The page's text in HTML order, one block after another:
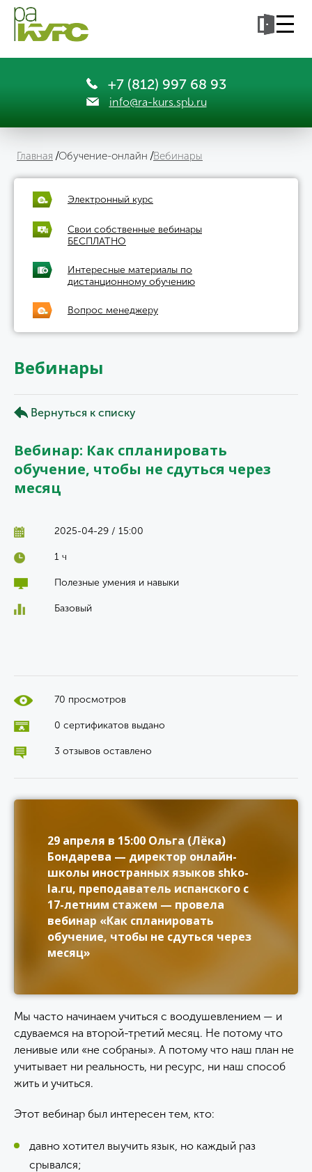
+7 (812) 997 68 93
info@ra-kurs.spb.ru
Главная Обучение-онлайн Вебинары
Электронный курс
Свои собственные вебинары
БЕСПЛАТНО
Интересные материалы по
дистанционному обучению
Вопрос менеджеру
Вебинары
Вернуться к списку
Вебинар: Как спланировать
обучение, чтобы не сдуться через
месяц
2025-04-29 / 15:00
1 ч
Полезные умения и навыки
Базовый
70 просмотров
0 сертификатов выдано
3 отзывов оставлено
29 апреля в 15:00 Ольга (Лёка)
Бондарева — директор онлайн-
школы иностранных языков shko-
la.ru, преподаватель испанского с
17-летним стажем — провела
вебинар «Как спланировать
обучение, чтобы не сдуться через
месяц»
Мы часто начинаем учиться с воодушевлением — и
сдуваемся на второй-третий месяц. Не потому что
ленивые или «не собраны». А потому что наш план не
учитывает ни реальность, ни ресурс, ни наш способ
жить и учиться.
Этот вебинар был интересен тем, кто:
давно хотител выучить язык, но каждый раз
срывался;